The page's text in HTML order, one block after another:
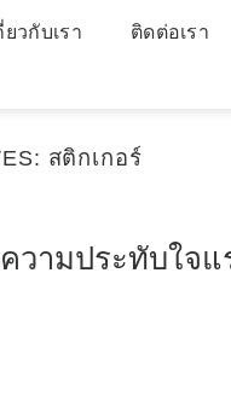
ยวกับเรา ติดต่อเรา
สติกเกอร์
วามประทับใจแ